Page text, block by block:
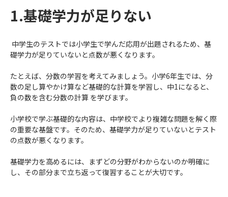
1.基礎学力が足りない
中学生のテストでは小学生で学んだ応用が出題されるため、基
礎学力が足りていないと点数が悪くなります。
たとえば、分数の学習を考えてみましょう。小学6年生では、分
数の足し算やかけ算など基礎的な計算を学習し、中1になると、
負の数を含む分数の計算 を学びます。
小学校で学ぶ基礎的な内容は、中学校でより複雑な問題を解く際
の重要な基盤です。そのため、基礎学力が足りていないとテスト
の点数が悪くなります。
基礎学力を高めるには、まずどの分野がわからないのか明確に
し、その部分まで立ち返って復習することが大切です。